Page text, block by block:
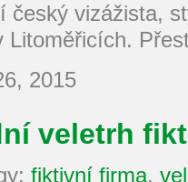
český vizážista,
Litoměřicích.
2015
veletrh
fiktivní firma,